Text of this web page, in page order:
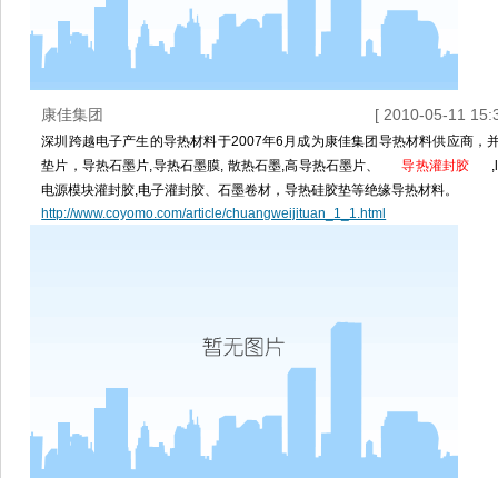
康佳集团 [ 2010-05-11
深圳跨越电子产生的导热材料于2007年6月成为康佳集团导热材料供应商，
垫片，导热石墨片,导热石墨膜, 散热石墨,高导热石墨片、
导热灌封胶
电源模块灌封胶,电子灌封胶、石墨卷材，导热硅胶垫等绝缘导热材料。
http://www.coyomo.com/article/chuangweijituan_1_1.html